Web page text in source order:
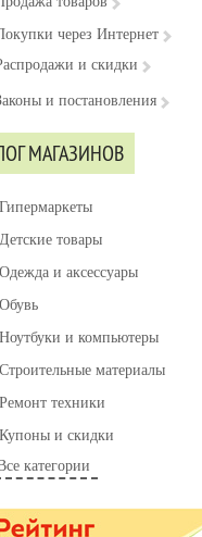
через Интернет
и скидки
и постановления
МАГАЗИНОВ
Гипермаркеты
Детские товары
Одежда и аксессуары
Обувь
Ноутбуки и компьютеры
Строительные материалы
Ремонт техники
Купоны и скидки
категории